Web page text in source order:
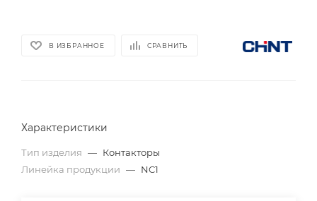
В ИЗБРАННОЕ СРАВНИТЬ
Характеристики
Тип изделия — Контакторы
Линейка продукции — NC1